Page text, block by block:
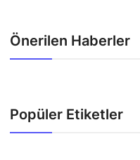
Önerilen Haberler
Popüler Etiketler